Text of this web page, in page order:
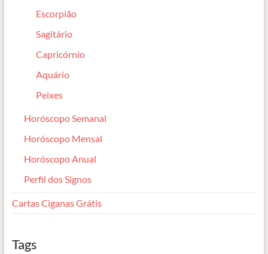
Escorpião
Sagitário
Capricórnio
Aquário
Peixes
Horóscopo Semanal
Horóscopo Mensal
Horóscopo Anual
Perfil dos Signos
Cartas Ciganas Grátis
Tags